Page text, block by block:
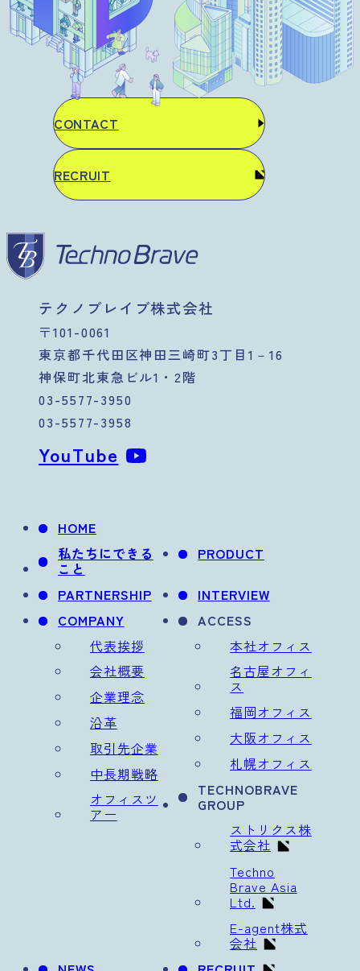
CONTACT
RECRUIT
テクノブレイブ株式会社
〒101-0061
東京都千代田区神田三崎町3丁目1－16
神保町北東急ビル1・2階
03-5577-3950
03-5577-3958
YouTube
HOME
私たちにできる
こと
PRODUCT
PARTNERSHIP
INTERVIEW
COMPANY
代表挨拶
会社概要
企業理念
沿革
取引先企業
中長期戦略
オフィスツ
アー
ACCESS
本社オフィス
名古屋オフィ
ス
福岡オフィス
大阪オフィス
札幌オフィス
TECHNOBRAVE
GROUP
ストリクス株
式会社
Techno
Brave Asia
Ltd.
E-agent株式
会社